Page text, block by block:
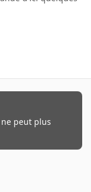
peut plus